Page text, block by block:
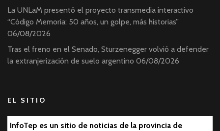
La UNLaM presentó el proyecto transmedia interactivo
“Código Memoria: 50 años, un golpe, más historias”
06/08/2026
Tras el freno en el Senado, Sturzenegger volvió a defender
la extranjerización de suelo argentino 06/08/2026
EL SITIO
InfoTep es un sitio de noticias de la provincia de